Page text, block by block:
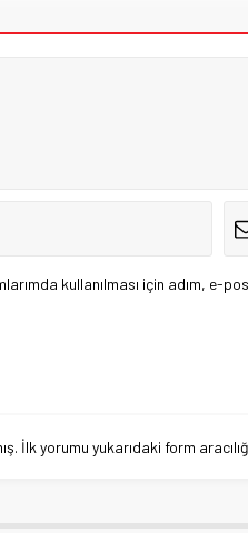
kullanılması için adım, e-
İlk yorumu yukarıdaki form